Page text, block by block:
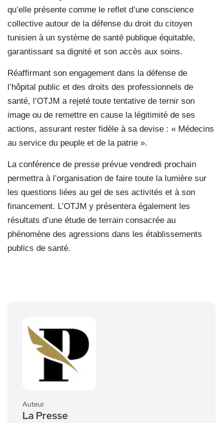
qu’elle présente comme le reflet d’une conscience
collective autour de la défense du droit du citoyen
tunisien à un système de santé publique équitable,
garantissant sa dignité et son accès aux soins.
Réaffirmant son engagement dans la défense de
l’hôpital public et des droits des professionnels de
santé, l’OTJM a rejeté toute tentative de ternir son
image ou de remettre en cause la légitimité de ses
actions, assurant rester fidèle à sa devise : « Médecins
au service du peuple et de la patrie ».
La conférence de presse prévue vendredi prochain
permettra à l’organisation de faire toute la lumière sur
les questions liées au gel de ses activités et à son
financement. L’OTJM y présentera également les
résultats d’une étude de terrain consacrée au
phénomène des agressions dans les établissements
publics de santé.
Auteur
La Presse